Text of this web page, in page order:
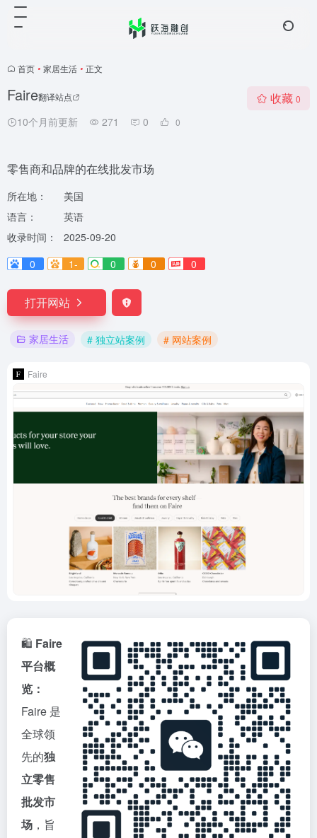
首页 • 家居生活 • 正文
Faire翻译站点
10个月前更新 271 0 0
收藏 0
零售商和品牌的在线批发市场
所在地：
美国
语言：
英语
收录时间：
2025-09-20
0
1- 0 0 0
打开网站
家居生活 # 独立站案例 # 网站案例
Faire
🛍️ Faire
平台概
览：
Faire 是
全球领
先的独
立零售
批发市
场 ，旨